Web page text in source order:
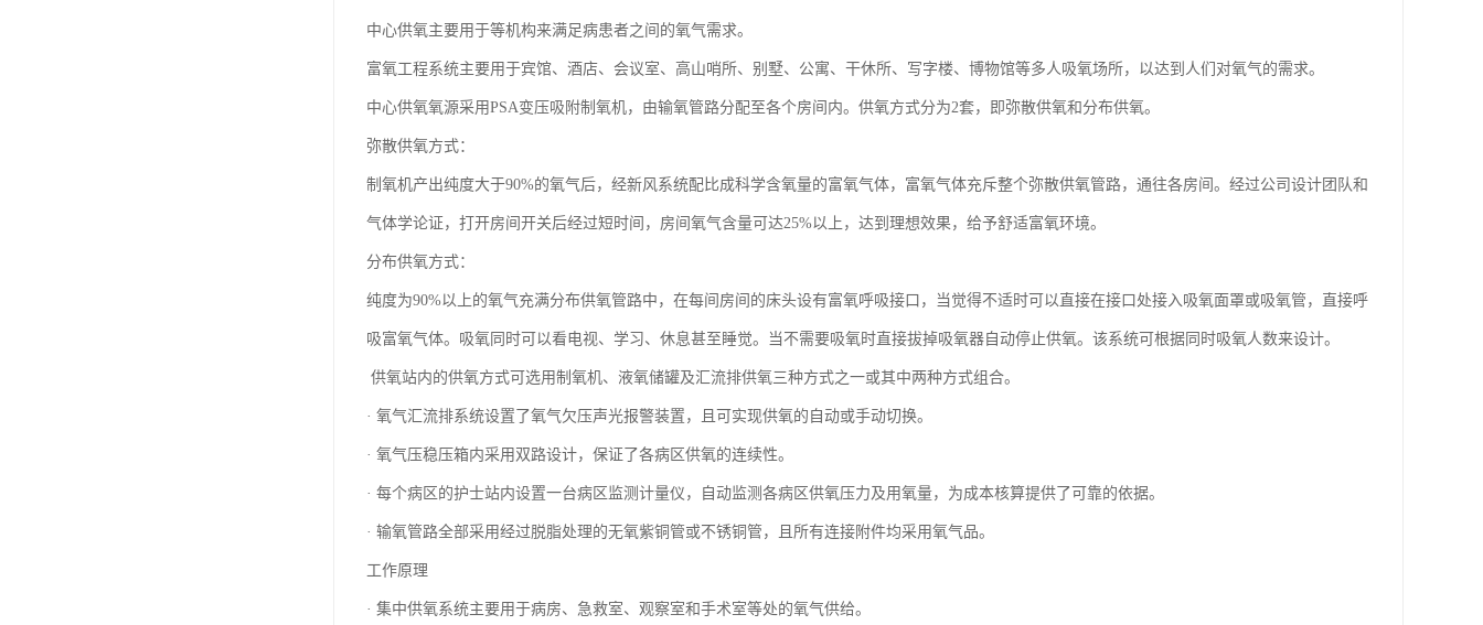
中心供氧主要用于等机构来满足病患者之间的氧气需求。
富氧工程系统主要用于宾馆、酒店、会议室、高山哨所、别墅、公寓、干休所、写字楼、博物馆等多人吸氧场所，以达到人们对氧气的需求。
中心供氧氧源采用PSA变压吸附制氧机，由输氧管路分配至各个房间内。供氧方式分为2套，即弥散供氧和分布供氧。
弥散供氧方式：
制氧机产出纯度大于90%的氧气后，经新风系统配比成科学含氧量的富氧气体，富氧气体充斥整个弥散供氧管路，通往各房间。经过公司设计团队和
气体学论证，打开房间开关后经过短时间，房间氧气含量可达25%以上，达到理想效果，给予舒适富氧环境。
分布供氧方式：
纯度为90%以上的氧气充满分布供氧管路中，在每间房间的床头设有富氧呼吸接口，当觉得不适时可以直接在接口处接入吸氧面罩或吸氧管，直接呼
吸富氧气体。吸氧同时可以看电视、学习、休息甚至睡觉。当不需要吸氧时直接拔掉吸氧器自动停止供氧。该系统可根据同时吸氧人数来设计。
供氧站内的供氧方式可选用制氧机、液氧储罐及汇流排供氧三种方式之一或其中两种方式组合。
· 氧气汇流排系统设置了氧气欠压声光报警装置，且可实现供氧的自动或手动切换。
· 氧气压稳压箱内采用双路设计，保证了各病区供氧的连续性。
· 每个病区的护士站内设置一台病区监测计量仪，自动监测各病区供氧压力及用氧量，为成本核算提供了可靠的依据。
· 输氧管路全部采用经过脱脂处理的无氧紫铜管或不锈铜管，且所有连接附件均采用氧气品。
工作原理
· 集中供氧系统主要用于病房、急救室、观察室和手术室等处的氧气供给。